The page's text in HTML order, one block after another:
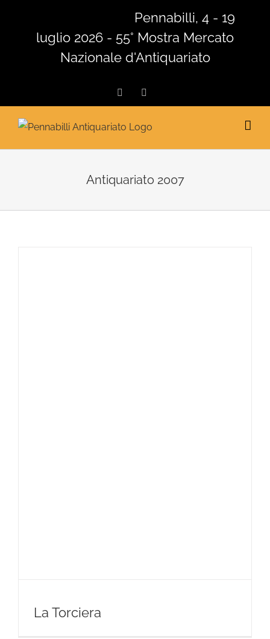
contenuto
Pennabilli, 4 - 19
luglio 2026 - 55° Mostra Mercato
Nazionale d'Antiquariato
Facebook
Antiquariato 2007
La Torciera